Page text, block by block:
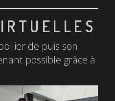
de puis son
possible grâce à